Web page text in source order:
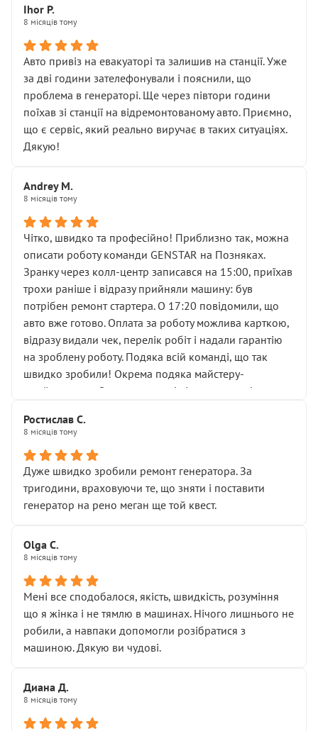
Далі ситуація тільки погіршилась:
• сказали, що тепер “потрібно знімати колеса”
• що біля авто стояти вже не можна
• почали озвучувати купу додаткових робіт без
чіткого пояснення
( ну все зняли та доробили) дякую!
Окремий момент, який виглядає абсурдно:
мені заявили, що бачок гальмівної рідини потрібно
міняти разом із головним гальмівним циліндром у
Для людини, яка хоча б трохи розуміється на техніці,
це звучить як мінімум непрофесійно, а як максимум —
спроба продати дорогий вузол замість елементарних
ущільнювачів.
Що прикро — це не перший мій візит. Раніше міняв у
вас стартер, і тоді сервіс наче справив хороше
враження. Але згодом знайшов декілька гайок під
лобовим склом. Мені пояснили, що це “старі гайки, які
відкручували”, і попросили не хвилюватися. ( надіюсь
новий власник, не застяг в полі))
Але після нинішнього візиту такі дрібниці вже не
здаються дрібницями.
Я — клієнт, який працює на довірі, і саме її цей сервіс
Хотілося б більше:
• належної уваги до авто
• прозорості в роботах і рахунках
• реальної діагностики, а не формального
“подивились і поїхав”
На жаль, складається враження, що сервіс працює не
Стосовно комунікації - все добре
Ihor P.
8 місяців тому
Авто привіз на евакуаторі та залишив на станції. Уже
за дві години зателефонували і пояснили, що
проблема в генераторі. Ще через півтори години
поїхав зі станції на відремонтованому авто. Приємно,
що є сервіс, який реально виручає в таких ситуаціях.
Дякую!
Andrey M.
8 місяців тому
Чітко, швидко та професійно! Приблизно так, можна
описати роботу команди GENSTAR на Позняках.
Зранку через колл-центр записався на 15:00, приїхав
трохи раніше і відразу прийняли машину: був
потрібен ремонт стартера. О 17:20 повідомили, що
авто вже готово. Оплата за роботу можлива карткою,
відразу видали чек, перелік робіт і надали гарантію
на зроблену роботу. Подяка всій команді, що так
швидко зробили! Окрема подяка майстеру-
приймальнику Олександру: всі чітко та по суті.
звертатися до цього автосервісу.
Ростислав С.
8 місяців тому
Дуже швидко зробили ремонт генератора. За
тригодини, враховуючи те, що зняти і поставити
генератор на рено меган ще той квест.
Olga С.
8 місяців тому
Мені все сподобалося, якість, швидкість, розуміння
що я жінка і не тямлю в машинах. Нічого лишнього не
робили, а навпаки допомогли розібратися з
машиною. Дякую ви чудові.
Диана Д.
8 місяців тому